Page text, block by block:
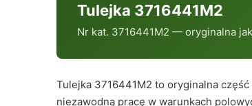
Tulejka 3716441M2
Nr kat. 3716441M2 — oryginalna
Tulejka 3716441M2 to oryginalna
niezawodną pracę w warunkach